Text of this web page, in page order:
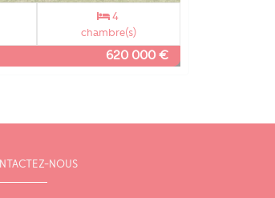
4
chambre(s)
620 000 €
NOUS